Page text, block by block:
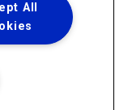
Reservados.
Dados
All